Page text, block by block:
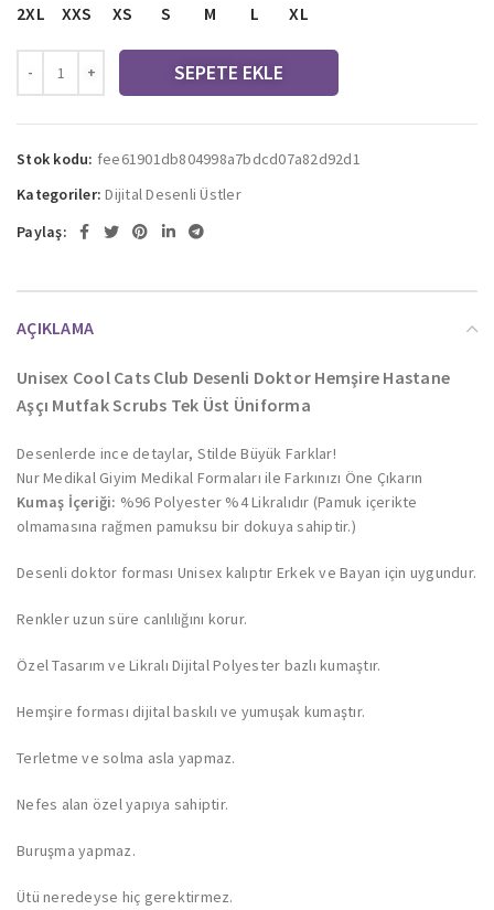
2XL XXS XS S M L XL
SEPETE EKLE
Stok kodu: fee61901db804998a7bdcd07a82d92d1
Kategoriler: Dijital Desenli Üstler
Paylaş:
AÇIKLAMA
Unisex Cool Cats Club Desenli Doktor Hemşire Hastane
Aşçı Mutfak Scrubs Tek Üst Üniforma
Desenlerde ince detaylar, Stilde Büyük Farklar!
Nur Medikal Giyim Medikal Formaları ile Farkınızı Öne Çıkarın
Kumaş İçeriği: %96 Polyester %4 Likralıdır (Pamuk içerikte
olmamasına rağmen pamuksu bir dokuya sahiptir.)
Desenli doktor forması Unisex kalıptır Erkek ve Bayan için uygundur.
Renkler uzun süre canlılığını korur.
Özel Tasarım ve Likralı Dijital Polyester bazlı kumaştır.
Hemşire forması dijital baskılı ve yumuşak kumaştır.
Terletme ve solma asla yapmaz.
Nefes alan özel yapıya sahiptir.
Buruşma yapmaz.
Ütü neredeyse hiç gerektirmez.